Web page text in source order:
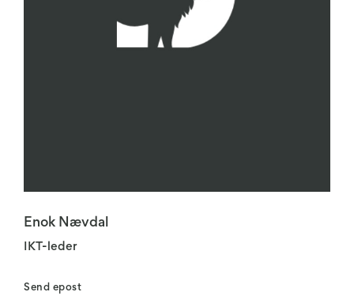
Enok Nævdal
IKT-leder
Send epost